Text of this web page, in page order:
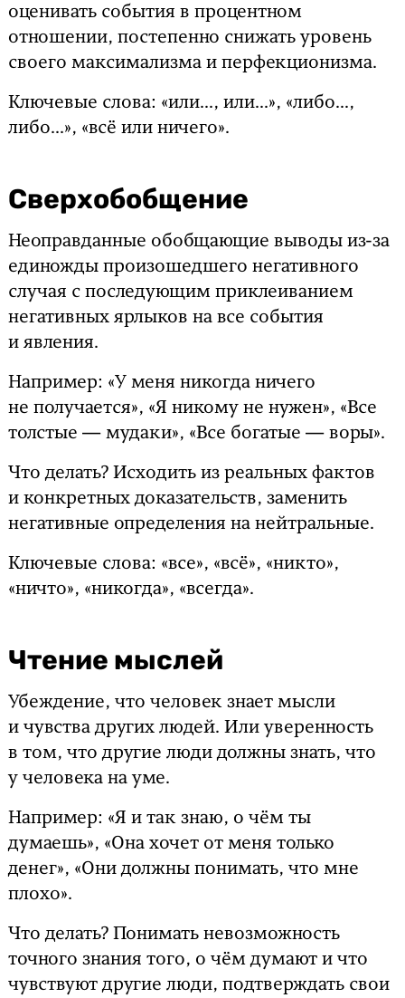
оценивать события в процентном
отношении, постепенно снижать уровень
своего максимализма и перфекционизма.
Ключевые слова: «или..., или...», «либо...,
либо...», «всё или ничего».
Сверхобобщение
Неоправданные обобщающие выводы из-за
единожды произошедшего негативного
случая с последующим приклеиванием
негативных ярлыков на все события
и явления.
Например: «У меня никогда ничего
не получается», «Я никому не нужен», «Все
толстые — мудаки», «Все богатые — воры».
Что делать? Исходить из реальных фактов
и конкретных доказательств, заменить
негативные определения на нейтральные.
Ключевые слова: «все», «всё», «никто»,
«ничто», «никогда», «всегда».
Чтение мыслей
Убеждение, что человек знает мысли
и чувства других людей. Или уверенность
в том, что другие люди должны знать, что
у человека на уме.
Например: «Я и так знаю, о чём ты
думаешь», «Она хочет от меня только
денег», «Они должны понимать, что мне
плохо».
Что делать? Понимать невозможность
точного знания того, о чём думают и что
чувствуют другие люди, подтверждать свои